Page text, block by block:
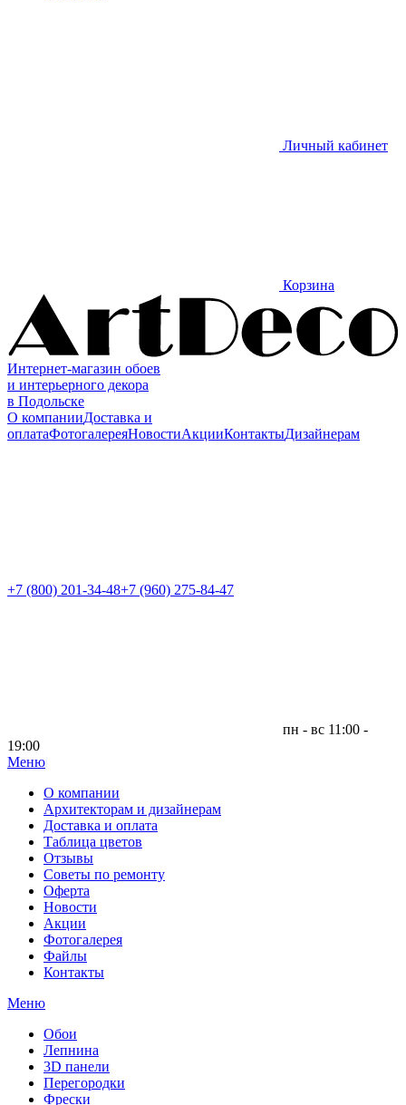
Личный кабинет
Корзина
Интернет-магазин обоев
и интерьерного декора
в Подольске
О компанииДоставка и
оплатаФотогалереяНовостиАкцииКонтактыДизайнерам
+7 (800) 201-34-48+7 (960) 275-84-47
пн - вс 11:00 -
19:00
Меню|
О компании
Архитекторам и дизайнерам
Доставка и оплата
Таблица цветов
Отзывы
Советы по ремонту
Оферта
Новости
Акции
Фотогалерея
Файлы
Контакты
Меню
Обои
Лепнина
3D панели
Перегородки
Фрески